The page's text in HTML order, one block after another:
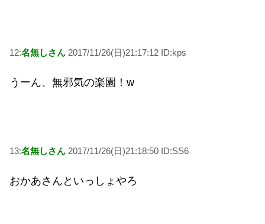
12:名無しさん 2017/11/26(日)21:17:12 ID:kps
うーん、無邪気の楽園！w
13:名無しさん 2017/11/26(日)21:18:50 ID:SS6
おかあさんといっしょやろ